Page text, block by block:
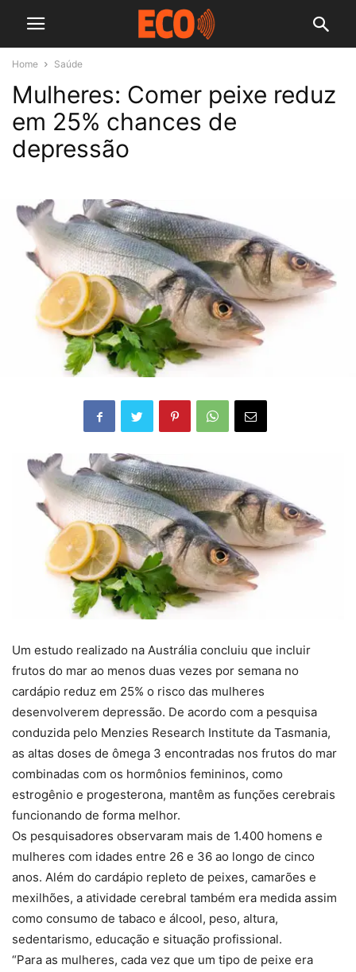
Home Saúde
Mulheres: Comer peixe reduz
em 25% chances de
depressão
Um estudo realizado na Austrália concluiu que incluir
frutos do mar ao menos duas vezes por semana no
cardápio reduz em 25% o risco das mulheres
desenvolverem depressão. De acordo com a pesquisa
conduzida pelo Menzies Research Institute da Tasmania,
as altas doses de ômega 3 encontradas nos frutos do mar
combinadas com os hormônios femininos, como
estrogênio e progesterona, mantêm as funções cerebrais
funcionando de forma melhor.
Os pesquisadores observaram mais de 1.400 homens e
mulheres com idades entre 26 e 36 ao longo de cinco
anos. Além do cardápio repleto de peixes, camarões e
mexilhões, a atividade cerebral também era medida assim
como consumo de tabaco e álcool, peso, altura,
sedentarismo, educação e situação profissional.
“Para as mulheres, cada vez que um tipo de peixe era